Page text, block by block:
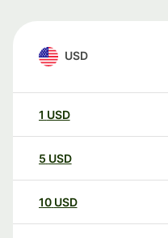
USD
1 USD
5 USD
10 USD